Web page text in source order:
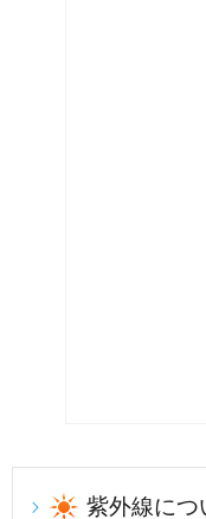
紫外線につ